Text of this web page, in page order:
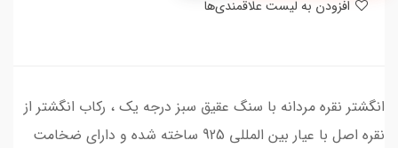
انگشتر نقره مردانه با سنگ عقیق سبز درجه یک ، رکاب انگشتر از
نقره اصل با عیار بین المللی 925 ساخته شده و دارای ضخامت